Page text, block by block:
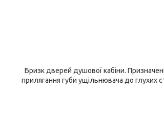
Бризк дверей душової кабіни.
прилягання губи ущільнювача до глухих